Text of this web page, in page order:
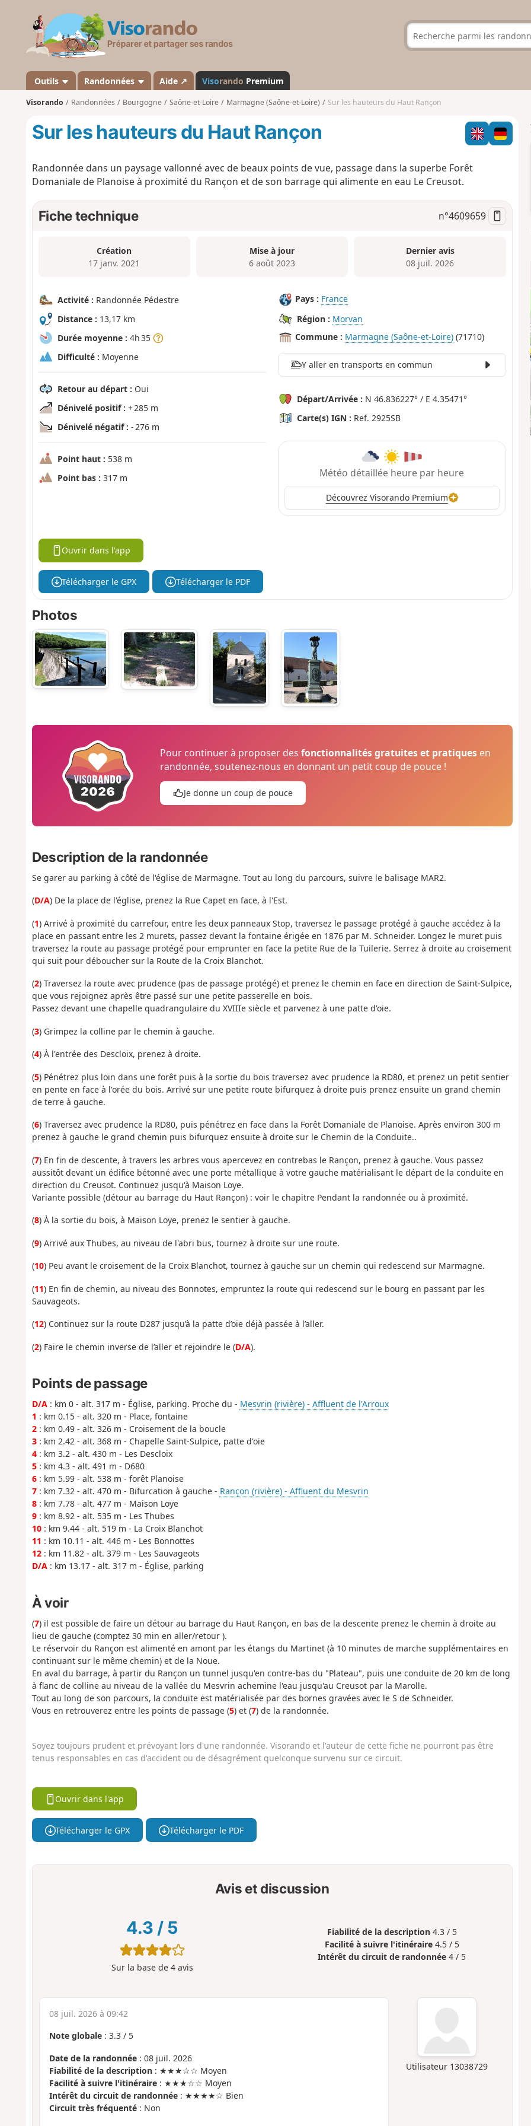
s
a
n
d
Outils Randonnées Aide ↗ Visorando Premium
Visorando Randonnées Bourgogne Saône-et-Loire Marmagne (Saône-et-Loire) Sur les hauteurs du Haut Rançon
Sur les hauteurs du Haut Rançon
Randonnée dans un paysage vallonné avec de beaux points de vue, passage dans la superbe Forêt
Domaniale de Planoise à proximité du Rançon et de son barrage qui alimente en eau Le Creusot.
Fiche technique n°4609659
Création
17 janv. 2021
Mise à jour
6 août 2023
Dernier avis
08 juil. 2026
Activité : Randonnée Pédestre
Distance : 13,17 km
Durée moyenne : 4h 35
Difficulté : Moyenne
Retour au départ : Oui
Dénivelé positif : + 285 m
Dénivelé négatif : - 276 m
Point haut : 538 m
Point bas : 317 m
Pays : France
Région : Morvan
Commune : Marmagne (Saône-et-Loire) (71710)
Y aller en transports en commun
Départ/Arrivée : N 46.836227° / E 4.35471°
Carte(s) IGN : Ref. 2925SB
Météo détaillée heure par heure
Découvrez Visorando Premium
Ouvrir dans l'app
Télécharger le GPX Télécharger le PDF
Photos
Pour continuer à proposer desfonctionnalités gratuites et pratiques en
randonnée, soutenez-nous en donnant un petit coup de pouce !
Je donne un coup de pouce
Description de la randonnée
Se garer au parking à côté de l'église de Marmagne. Tout au long du parcours, suivre le balisage MAR2.
(D/A) De la place de l'église, prenez la Rue Capet en face, à l'Est.
(1) Arrivé à proximité du carrefour, entre les deux panneaux Stop, traversez le passage protégé à gauche accédez à la
place en passant entre les 2 murets, passez devant la fontaine érigée en 1876 par M. Schneider. Longez le muret puis
traversez la route au passage protégé pour emprunter en face la petite Rue de la Tuilerie. Serrez à droite au croisement
qui suit pour déboucher sur la Route de la Croix Blanchot.
(2) Traversez la route avec prudence (pas de passage protégé) et prenez le chemin en face en direction de Saint-Sulpice,
que vous rejoignez après être passé sur une petite passerelle en bois.
Passez devant une chapelle quadrangulaire du XVIIIe siècle et parvenez à une patte d'oie.
(3) Grimpez la colline par le chemin à gauche.
(4) À l'entrée des Descloix, prenez à droite.
(5) Pénétrez plus loin dans une forêt puis à la sortie du bois traversez avec prudence la RD80, et prenez un petit sentier
en pente en face à l'orée du bois. Arrivé sur une petite route bifurquez à droite puis prenez ensuite un grand chemin
de terre à gauche.
(6) Traversez avec prudence la RD80, puis pénétrez en face dans la Forêt Domaniale de Planoise. Après environ 300 m
prenez à gauche le grand chemin puis bifurquez ensuite à droite sur le Chemin de la Conduite..
(7) En fin de descente, à travers les arbres vous apercevez en contrebas le Rançon, prenez à gauche. Vous passez
aussitôt devant un édifice bétonné avec une porte métallique à votre gauche matérialisant le départ de la conduite en
direction du Creusot. Continuez jusqu'à Maison Loye.
Variante possible (détour au barrage du Haut Rançon) : voir le chapitre Pendant la randonnée ou à proximité.
(8) À la sortie du bois, à Maison Loye, prenez le sentier à gauche.
(9) Arrivé aux Thubes, au niveau de l'abri bus, tournez à droite sur une route.
(10) Peu avant le croisement de la Croix Blanchot, tournez à gauche sur un chemin qui redescend sur Marmagne.
(11) En fin de chemin, au niveau des Bonnotes, empruntez la route qui redescend sur le bourg en passant par les
Sauvageots.
(12) Continuez sur la route D287 jusqu’à la patte d’oie déjà passée à l’aller.
(2) Faire le chemin inverse de l’aller et rejoindre le (D/A).
Points de passage
D/A: km 0 - alt. 317 m - Église, parking. Proche du - Mesvrin (rivière) - Affluent de l'Arroux
1 : km 0.15 - alt. 320 m - Place, fontaine
2: km 0.49 - alt. 326 m - Croisement de la boucle
3: km 2.42 - alt. 368 m - Chapelle Saint-Sulpice, patte d'oie
4: km 3.2 - alt. 430 m - Les Descloix
5: km 4.3 - alt. 491 m - D680
6: km 5.99 - alt. 538 m - forêt Planoise
7: km 7.32 - alt. 470 m - Bifurcation à gauche - Rançon (rivière) - Affluent du Mesvrin
8: km 7.78 - alt. 477 m - Maison Loye
9: km 8.92 - alt. 535 m - Les Thubes
10: km 9.44 - alt. 519 m - La Croix Blanchot
11 : km 10.11 - alt. 446 m - Les Bonnottes
12: km 11.82 - alt. 379 m - Les Sauvageots
D/A: km 13.17 - alt. 317 m - Église, parking
À voir
(7) il est possible de faire un détour au barrage du Haut Rançon, en bas de la descente prenez le chemin à droite au
lieu de gauche (comptez 30 min en aller/retour ).
Le réservoir du Rançon est alimenté en amont par les étangs du Martinet (à 10 minutes de marche supplémentaires en
continuant sur le même chemin) et de la Noue.
En aval du barrage, à partir du Rançon un tunnel jusqu'en contre-bas du "Plateau", puis une conduite de 20 km de long
à flanc de colline au niveau de la vallée du Mesvrin achemine l'eau jusqu'au Creusot par la Marolle.
Tout au long de son parcours, la conduite est matérialisée par des bornes gravées avec le S de Schneider.
Vous en retrouverez entre les points de passage (5) et (7) de la randonnée.
Soyez toujours prudent et prévoyant lors d'une randonnée. Visorando et l'auteur de cette fiche ne pourront pas être
tenus responsables en cas d'accident ou de désagrément quelconque survenu sur ce circuit.
Ouvrir dans l'app
Télécharger le GPX Télécharger le PDF
Avis et discussion
4.3 / 5
Sur la base de 4avis
Fiabilité de la description 4.3 / 5
Facilité à suivre l'itinéraire 4.5 / 5
Intérêt du circuit de randonnée 4 / 5
Utilisateur 13038729
08 juil. 2026 à 09:42
Note globale: 3.3/ 5
Date de la randonnée: 08 juil. 2026
Fiabilité de la description: ★★★☆☆ Moyen
Facilité à suivre l'itinéraire: ★★★☆☆ Moyen
Intérêt du circuit de randonnée: ★★★★☆ Bien
Circuit très fréquenté: Non